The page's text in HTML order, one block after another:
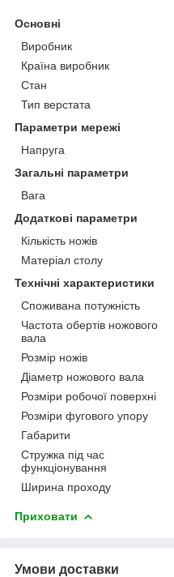
Основні
Виробник
Країна виробник
Стан
Тип верстата
Параметри мережі
Напруга
Загальні параметри
Вага
Додаткові параметри
Кількість ножів
Матеріал столу
Технічні характеристики
Споживана потужність
Частота обертів ножового
вала
Розмір ножів
Діаметр ножового вала
Розміри робочої поверхні
Розміри фугового упору
Габарити
Стружка під час
функціонування
Ширина проходу
Приховати
Умови доставки